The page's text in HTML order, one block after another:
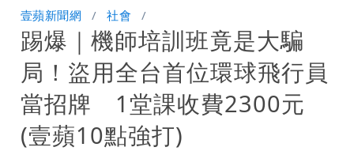
接班人「終於有消息了」
台玻夫人長子最後9年很痛苦 親友批徐
莉玲「冷血媽媽」
35歲早餐不吃鐵板麵？釣出一票人點
頭 辦公室全是「1聲音」
班鐵翔誇姜厚任女友跟他學演戲表現優
壹蘋新聞網 社會
踢爆｜機師培訓班竟是大騙
局！盜用全台首位環球飛行員
當招牌 1堂課收費2300元
(壹蘋10點強打)